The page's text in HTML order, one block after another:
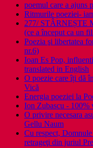
poemul care a ajuns
Ritmurile poeziei-
277/ STÂRNEȘTE
(ce a început ca un
Poezia şi libertatea
nr.6)
Ioan Es Pop,
translated in English
O poezie care îți dă
Vică
Energia poeziei la
Ion Zubascu - 100%
O privire necesara
Gellu Naum
Cu respect,
retrageţi din juriul